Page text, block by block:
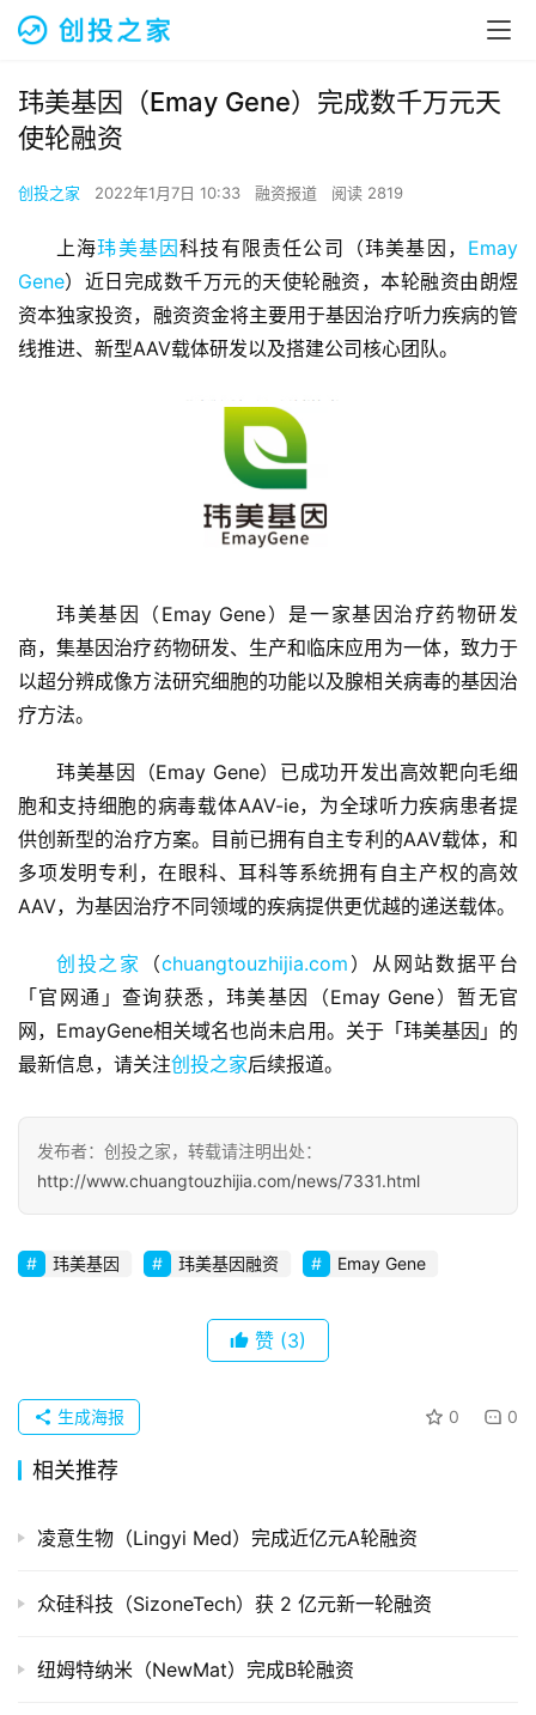
融
资
报
商
业
观
察
初
创
购
组
公
市
登录
玮美基因（Emay Gene）完成数千万元天
使轮融资
创投之家 2022年1月7日 10:33 融资报道 阅读 2819
上海玮美基因科技有限责任公司（玮美基因， Emay
Gene）近日完成数千万元的天使轮融资，本轮融资由朗煜
资本独家投资，融资资金将主要用于基因治疗听力疾病的管
线推进、新型AAV载体研发以及搭建公司核心团队。
玮美基因（Emay Gene）是一家基因治疗药物研发
商，集基因治疗药物研发、生产和临床应用为一体，致力于
以超分辨成像方法研究细胞的功能以及腺相关病毒的基因治
疗方法。
玮美基因（Emay Gene）已成功开发出高效靶向毛细
胞和支持细胞的病毒载体AAV-ie，为全球听力疾病患者提
供创新型的治疗方案。目前已拥有自主专利的AAV载体，和
多项发明专利，在眼科、耳科等系统拥有自主产权的高效
AAV，为基因治疗不同领域的疾病提供更优越的递送载体。
创投之家 （chuangtouzhijia.com ）从网站数据平台
「官网通」查询获悉，玮美基因（Emay Gene）暂无官
网，EmayGene相关域名也尚未启用。关于「玮美基因」的
最新信息，请关注创投之家后续报道。
发布者：创投之家，转载请注明出处：
http://www.chuangtouzhijia.com/news/7331.html
玮美基因 玮美基因融资 Emay Gene
赞 (3)
0 0
生成海报
相关推荐
凌意生物（Lingyi Med）完成近亿元A轮融资
众硅科技（SizoneTech）获 2 亿元新一轮融资
纽姆特纳米（NewMat）完成B轮融资